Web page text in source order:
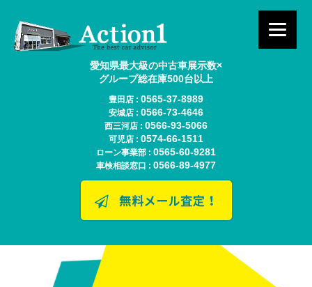
愛知県最大級の中古車展示数×
グループ総在庫500台以上
豊田店 : 0565-37-8989
安城店 : 0566-73-4646
西三河店 : 0566-93-5066
可児店 : 0574-66-1511
ローン事業部 : 0565-60-9281
車検相談窓口 : 0566-89-4977